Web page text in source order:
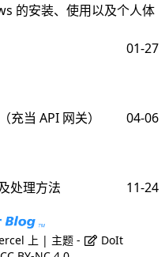
的安装、使用以及个人体
01-27
充当 API 网关） 04-06
处理方法 11-24
上 | 主题 -
DoIt